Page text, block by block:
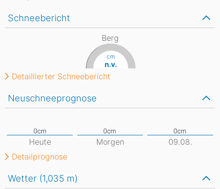
Wetter (1,035 m)
Schneebericht
Berg
cm
n.v.
Detaillierter Schneebericht
Neuschneeprognose
Heute Morgen
09.08.
Detailprognose